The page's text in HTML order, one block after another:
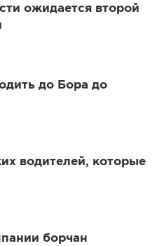
ожидается второй
до Бора до
водителей, которые
борчан